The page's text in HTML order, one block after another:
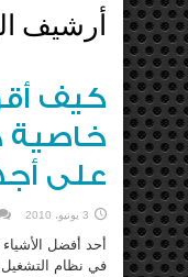
أرشيف
كيف
على
3 يونيو، 2010
أحد أفضل